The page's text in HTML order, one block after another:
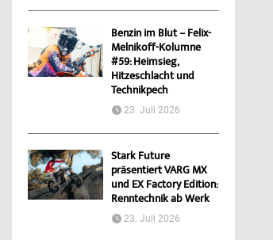
Benzin im Blut – Felix-
Melnikoff-Kolumne
#59: Heimsieg,
Hitzeschlacht und
Technikpech
23. Juli 2026
Stark Future
präsentiert VARG MX
und EX Factory Edition:
Renntechnik ab Werk
23. Juli 2026